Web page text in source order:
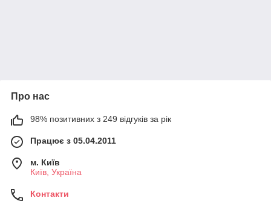
Про нас
98% позитивних з 249 відгуків за рік
Працює з 05.04.2011
м. Київ
Київ, Україна
Контакти